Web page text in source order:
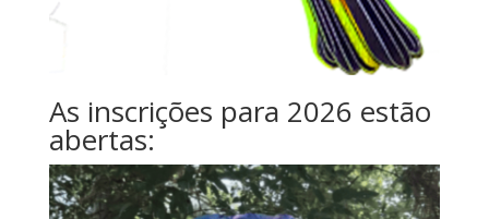
As inscrições para 2026 estão
abertas: